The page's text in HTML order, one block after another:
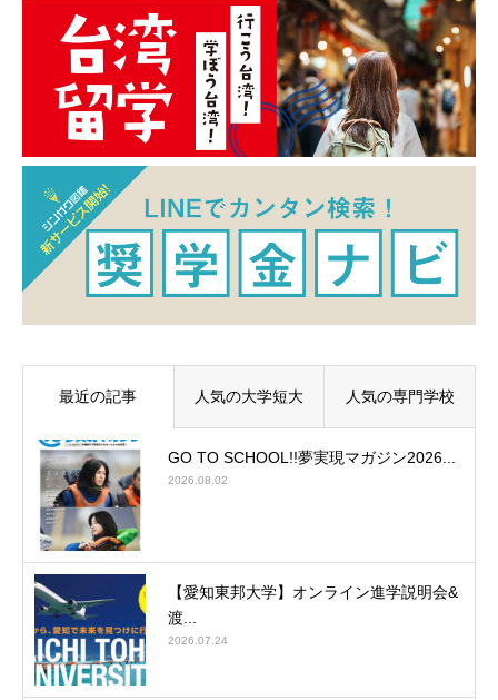
最近の記事 人気の大学短大 人気の専門学校
GO TO SCHOOL!!夢実現マガジン2026...
2026.08.02
【愛知東邦大学】オンライン進学説明会&
渡...
2026.07.24